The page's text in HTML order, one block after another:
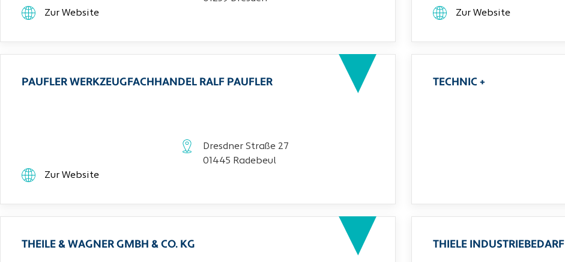
Zur Website
Zur Website
PAUFLER WERKZEUGFACHHANDEL RALF PAUFLER
Dresdner Straße 27
01445 Radebeul
Zur Website
TECHNIC +
THEILE & WAGNER GMBH & CO. KG THIELE INDUSTRIEBEDARF